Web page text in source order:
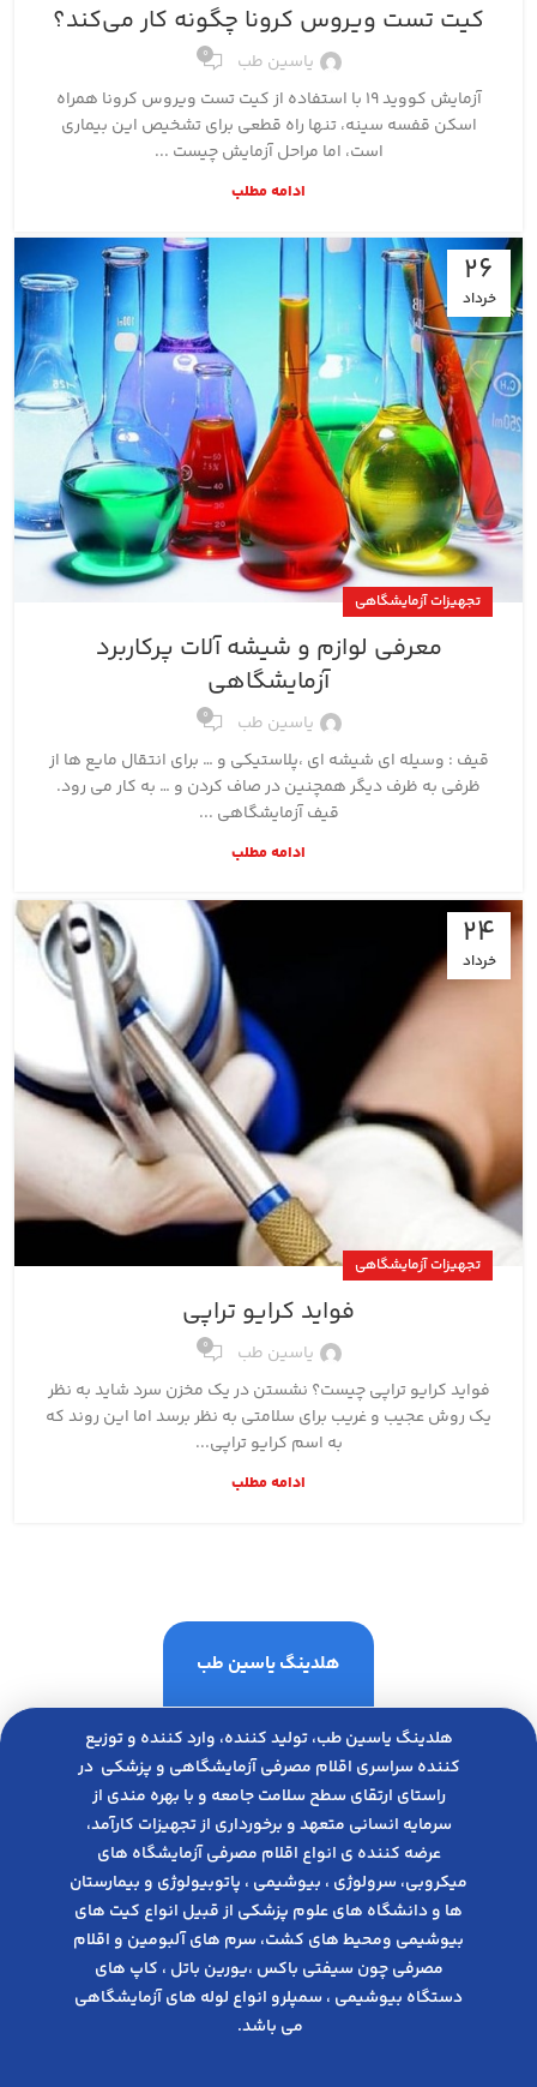
کیت تست ویروس کرونا چگونه کار می‌کند؟
یاسین طب 0
آزمایش کووید ۱۹ با استفاده از کیت تست ویروس کرونا همراه
اسکن قفسه سینه، تنها راه قطعی برای تشخیص این بیماری
است، اما مراحل آزمایش چیست ...
ادامه مطلب
26
خرداد
تجهیزات آزمایشگاهی
معرفی لوازم و شیشه آلات پرکاربرد
آزمایشگاهی
یاسین طب 0
قیف : وسیله ای شیشه ای ،پلاستیکی و … برای انتقال مایع ها از
ظرفی به ظرف دیگر همچنین در صاف کردن و … به کار می رود.
قیف آزمایشگاهی ...
ادامه مطلب
24
خرداد
تجهیزات آزمایشگاهی
فواید کرایو تراپی
یاسین طب 0
فواید کرایو تراپی چیست؟ نشستن در یک مخزن سرد شاید به نظر
یک روش عجیب و غریب برای سلامتی به نظر برسد اما این روند که
به اسم کرایو تراپی...
ادامه مطلب
هلدینگ یاسین طب
هلدینگ یاسین طب، تولید کننده، وارد کننده و توزیع
کننده سراسری اقلام مصرفی آزمایشگاهی و پزشکی در
راﺳﺘﺎی ارﺗﻘﺎی ﺳﻄﺢ ﺳﻼﻣﺖ ﺟﺎﻣﻌﻪ و ﺑﺎ ﺑﻬﺮه ﻣﻨﺪی از
ﺳﺮﻣﺎﯾﻪ انسانی متعهد و ﺑﺮﺧﻮرداری از ﺗﺠﻬﯿﺰات ﮐﺎرآﻣﺪ،
عرضه کننده ی انواع اﻗﻼم مصرفی آزﻣﺎﯾﺸﮕﺎه های
میکروبی، ﺳﺮوﻟﻮژی ، ﺑﯿﻮﺷﯿﻤﯽ ، پاتوبیولوژی و بیمارستان
ها و دانشگاه های علوم پزشکی از قبیل انواع کیت های
بیوشیمی ومحیط های کشت، سرم های آلبومین و اقلام
مصرفی چون سیفتی باکس ،یورین باتل ، کاپ های
دستگاه بیوشیمی ، سمپلرو انواع لوله های آزمایشگاهی
می باشد.